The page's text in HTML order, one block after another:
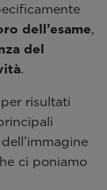
dell’esame,
del
.
per risultati
ci poniamo